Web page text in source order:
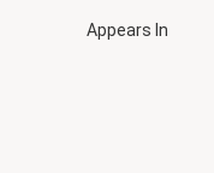
Appears In